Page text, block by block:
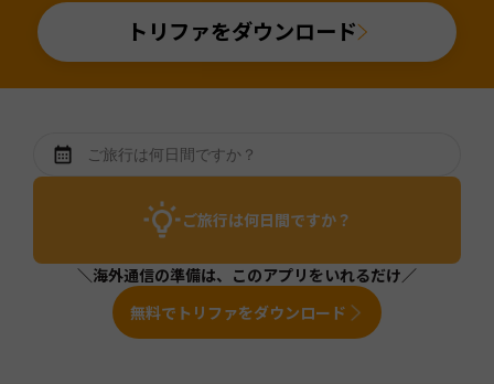
トリファをダウンロード
ご旅行は何日間ですか？
＼海外通信の準備は、このアプリをいれるだけ／
無料でトリファをダウンロード